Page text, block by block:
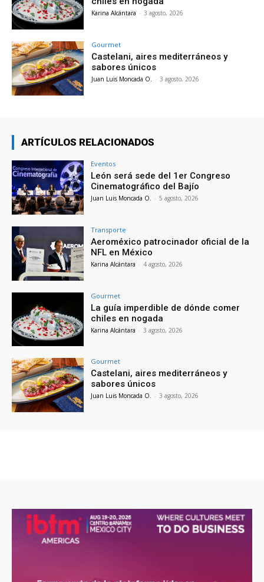
Karina Alcántara - 3 agosto, 2026
Gourmet
Castelani, aires mediterráneos y
sabores únicos
Juan Luis Moncada O. - 3 agosto, 2026
ARTÍCULOS RELACIONADOS
Eventos
León será sede del 1er Congreso
Cinematográfico del Bajío
Juan Luis Moncada O. - 5 agosto, 2026
Transporte
Aeroméxico patrocinador oficial de la
NFL en México
Karina Alcántara - 4 agosto, 2026
Gourmet
La guía imperdible de dónde comer
chiles en nogada
Karina Alcántara - 3 agosto, 2026
Gourmet
Castelani, aires mediterráneos y
sabores únicos
Juan Luis Moncada O. - 3 agosto, 2026